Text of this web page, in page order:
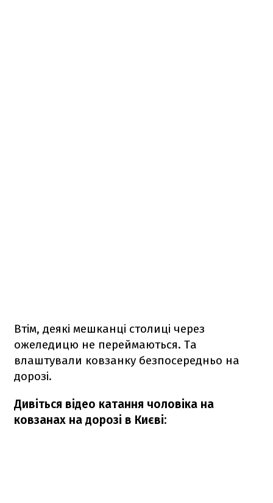
Втім, деякі мешканці столиці через
ожеледицю не переймаються. Та
влаштували ковзанку безпосередньо на
дорозі.
Дивіться відео катання чоловіка на
ковзанах на дорозі в Києві: